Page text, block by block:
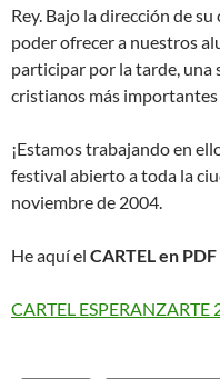
Rey. Bajo la dirección de
poder ofrecer a nuestros
participar por la tarde, una
cristianos más
¡Estamos trabajando en
festival abierto a toda la
noviembre de 2004.
He aquí el CARTEL en PDF
CARTEL ESPERANZARTE